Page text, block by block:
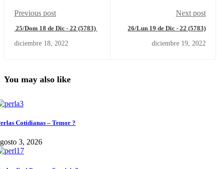
Previous post
25/Dom 18 de Dic - 22 (5783)
diciembre 18, 2022
Next post
26/Lun 19 de Dic - 22 (5783)
diciembre 19, 2022
You may also like
Cotidianas – Temor ?
3, 2026